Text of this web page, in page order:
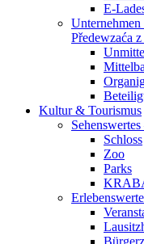
E-
Předewzaća
Kultur & Tourismus
Schloss
Zoo
Parks